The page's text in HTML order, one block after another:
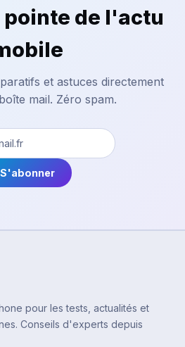
pointe de l'actu
et astuces directement
mail. Zéro spam.
S'abonner
pour les tests, actualités et
Conseils d'experts depuis